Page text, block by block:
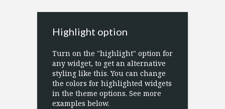
Highlight option
Turn on the "highlight" option for
any widget, to get an alternative
styling like this. You can change
the colors for highlighted widgets
in the theme options. See more
examples below.